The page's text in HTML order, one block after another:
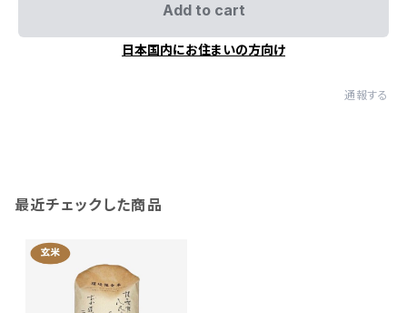
Add to cart
日本国内にお住まいの方向け
通報する
最近チェックした商品